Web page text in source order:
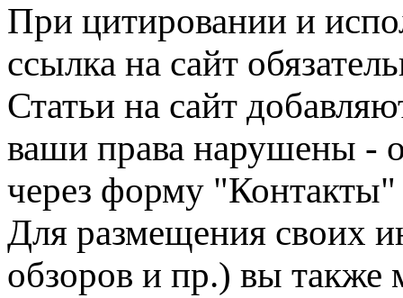
При цитировании и
ссылка на сайт
Статьи на сайт
ваши права нарушены -
через форму "Контакты"
Для размещения своих
обзоров и пр.) вы также